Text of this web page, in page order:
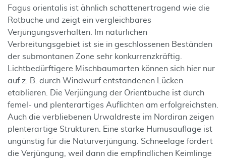
Fagus orientalis ist ähnlich schattenertragend wie die
Rotbuche und zeigt ein vergleichbares
Verjüngungsverhalten. Im natürlichen
Verbreitungsgebiet ist sie in geschlossenen Beständen
der submontanen Zone sehr konkurrenzkräftig.
Lichtbedürftigere Mischbaumarten können sich hier nur
auf z. B. durch Windwurf entstandenen Lücken
etablieren. Die Verjüngung der Orientbuche ist durch
femel- und plenterartiges Auflichten am erfolgreichsten.
Auch die verbliebenen Urwaldreste im Nordiran zeigen
plenterartige Strukturen. Eine starke Humusauflage ist
ungünstig für die Naturverjüngung. Schneelage fördert
die Verjüngung, weil dann die empfindlichen Keimlinge